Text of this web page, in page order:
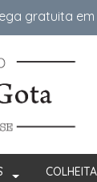
gratuita